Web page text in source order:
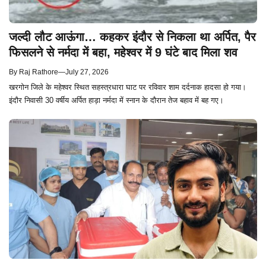
जल्दी लौट आऊंगा… कहकर इंदौर से निकला था अर्पित, पैर
फिसलने से नर्मदा में बहा, महेश्वर में 9 घंटे बाद मिला शव
By Raj Rathore—July 27, 2026
खरगोन जिले के महेश्वर स्थित सहस्त्रधारा घाट पर रविवार शाम दर्दनाक हादसा हो गया।
इंदौर निवासी 30 वर्षीय अर्पित हाड़ा नर्मदा में स्नान के दौरान तेज बहाव में बह गए।